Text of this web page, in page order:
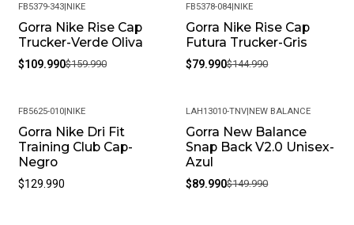
-31%
FB5379-343| NIKE
Gorra Nike Rise Cap
Trucker-Verde Oliva
$109.990$159.990
-45%
FB5378-084 NIKE
Gorra Nike Rise Cap
Futura Trucker-Gris
$79.990$144.990
FB5625-010| NIKE
Gorra Nike Dri Fit
Training Club Cap-
Negro
$129.990
-40%
LAH13010-TNV NEW BALANCE
Gorra New Balance
Snap Back V2.0 Unisex-
Azul
$89.990$149.990